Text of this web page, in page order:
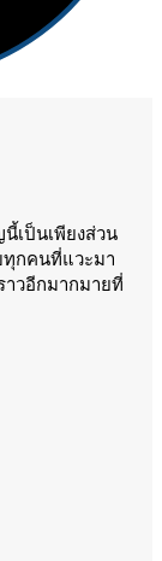
เป็นเพียงส่วน
ทุกคนที่แวะมา
าวอีกมากมายที่